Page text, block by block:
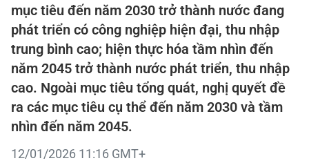
mục tiêu đến năm 2030 trở thành nước đang
phát triển có công nghiệp hiện đại, thu nhập
trung bình cao; hiện thực hóa tầm nhìn đến
năm 2045 trở thành nước phát triển, thu nhập
cao. Ngoài mục tiêu tổng quát, nghị quyết đề
ra các mục tiêu cụ thể đến năm 2030 và tầm
nhìn đến năm 2045.
12/01/2026 11:16 GMT+